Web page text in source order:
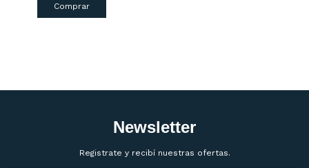
Comprar
Newsletter
Registrate y recibí nuestras ofertas.